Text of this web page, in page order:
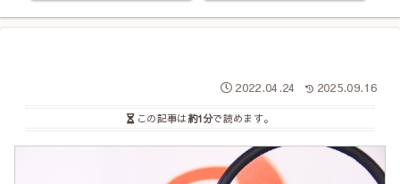
2022.04.24 2025.09.16
この記事は約1分で読めます。